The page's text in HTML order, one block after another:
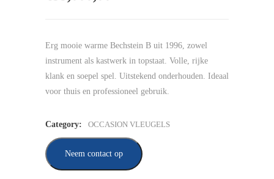
Erg mooie warme Bechstein B uit 1996, zowel
instrument als kastwerk in topstaat. Volle, rijke
klank en soepel spel. Uitstekend onderhouden. Ideaal
voor thuis en professioneel gebruik.
Category: OCCASION VLEUGELS
Neem contact op